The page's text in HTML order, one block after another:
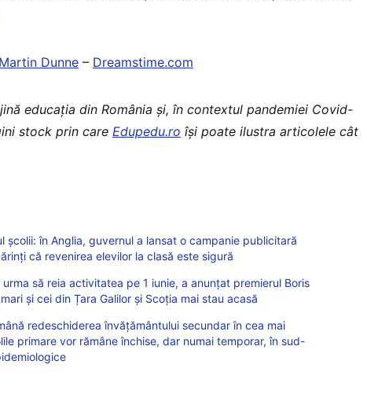
Martin Dunne – Dreamstime.com
educaţia din România şi, în contextul pandemiei Covid-
stock prin care Edupedu.ro îşi poate ilustra articolele cât
școlii: în Anglia, guvernul a lansat o campanie publicitară
că revenirea elevilor la clasă este sigură
să reia activitatea pe 1 iunie, a anunțat premierul Boris
și cei din Țara Galilor și Scoția mai stau acasă
redeschiderea învățământului secundar în cea mai
primare vor rămâne închise, dar numai temporar, în sud-